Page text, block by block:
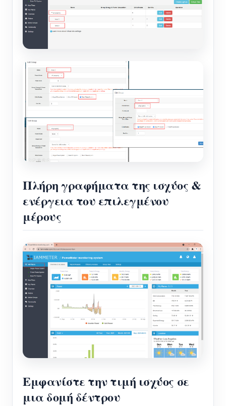
Πλήρη γραφήματα της ισχύος &
ενέργεια του επιλεγμένου
μέρους
Εμφανίστε την τιμή ισχύος σε
μια δομή δέντρου